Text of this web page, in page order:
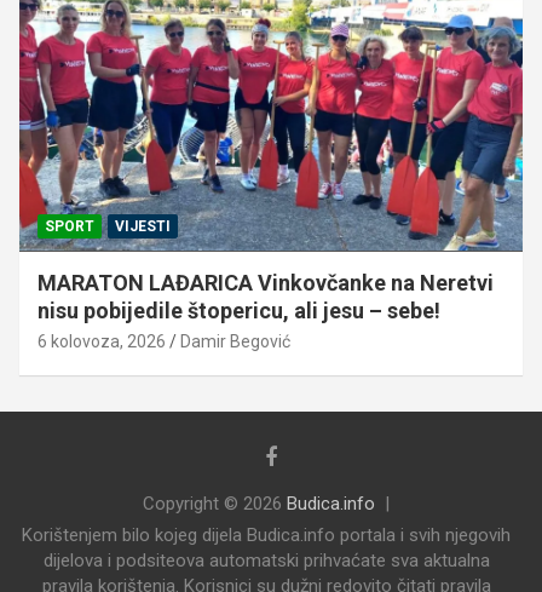
SPORT VIJESTI
MARATON LAĐARICA Vinkovčanke na Neretvi
nisu pobijedile štopericu, ali jesu – sebe!
6 kolovoza, 2026 Damir Begović
Copyright © 2026 Budica.info
Korištenjem bilo kojeg dijela Budica.info portala i svih njegovih
dijelova i podsiteova automatski prihvaćate sva aktualna
pravila korištenja. Korisnici su dužni redovito čitati pravila